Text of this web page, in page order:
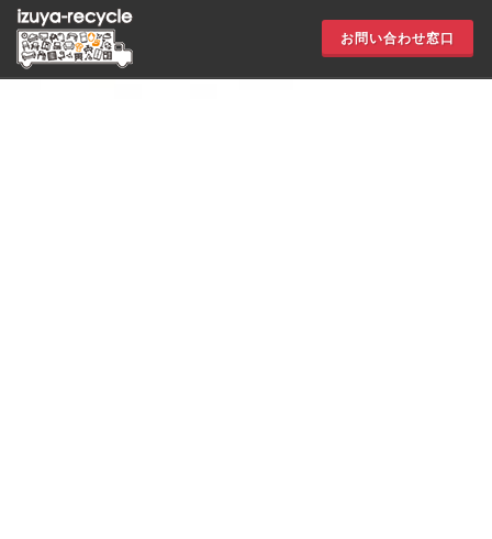
お問い合わせ窓口